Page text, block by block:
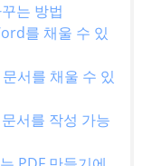
는 방법
를 채울 수 있
서를 채울 수 있
서를 작성 가능